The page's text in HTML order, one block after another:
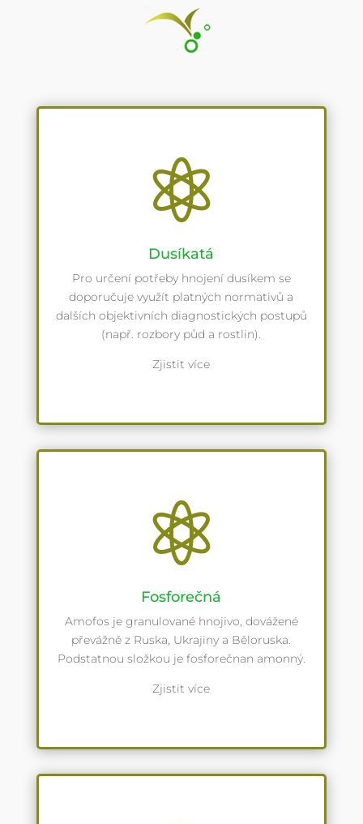

Dusíkatá
Pro určení potřeby hnojení dusíkem se
doporučuje využít platných normativů a
dalších objektivních diagnostických postupů
(např. rozbory půd a rostlin).
Zjistit více

Fosforečná
Amofos je granulované hnojivo, dovážené
převážně z Ruska, Ukrajiny a Běloruska.
Podstatnou složkou je fosforečnan amonný.
Zjistit více